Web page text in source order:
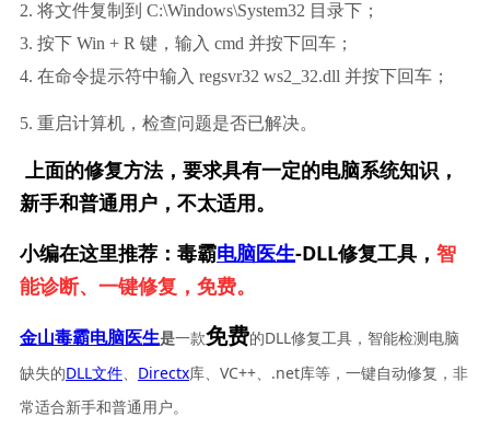
2. 将文件复制到 C:\Windows\System32 目录下；
3. 按下 Win + R 键，输入 cmd 并按下回车；
4. 在命令提示符中输入 regsvr32 ws2_32.dll 并按下回车；
5. 重启计算机，检查问题是否已解决。
上面的修复方法，要求具有一定的电脑系统知识，
新手和普通用户，不太适用。
小编在这里推荐：毒霸电脑医生-DLL修复工具， 智
能诊断、一键修复，免费。
金山毒霸电脑医生是一款免费的DLL修复工具，智能检测电脑
缺失的DLL文件、 Directx库、VC++、.net库等，一键自动修复，非
常适合新手和普通用户。